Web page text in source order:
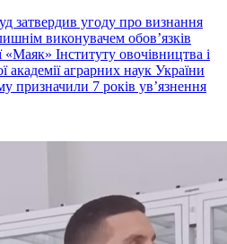
затвердив угоду про визнання
виконувачем обов’язків
«Маяк» Інституту овочівництва і
аграрних наук України
призначили 7 років ув’язнення